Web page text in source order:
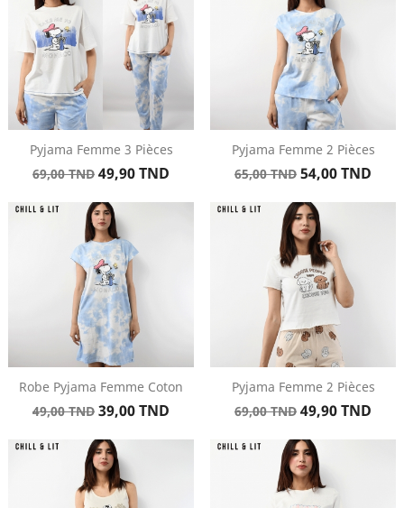
Pyjama Femme 3 Pièces
Prix
base
69,00 TND Prix
49,90 TND
Pyjama Femme 2 Pièces
Prix
base
65,00 TND Prix
54,00 TND
Robe Pyjama Femme Coton
Prix
base
49,00 TND Prix
39,00 TND
Pyjama Femme 2 Pièces
Prix
base
69,00 TND Prix
49,90 TND